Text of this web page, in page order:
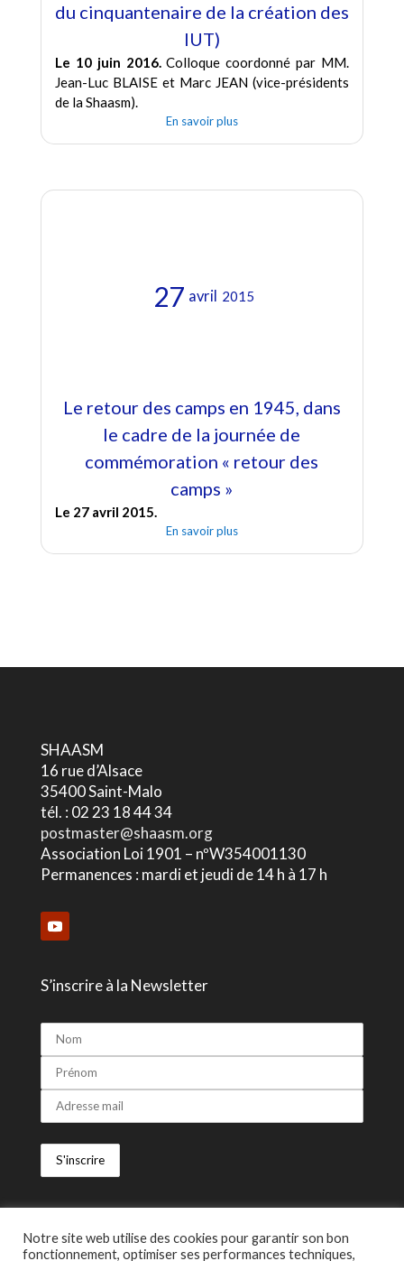
du cinquantenaire de la création des
IUT)
Le 10 juin 2016.Colloque coordonné par MM.
Jean-Luc BLAISE et Marc JEAN (vice-présidents
de la Shaasm).
En savoir plus
27 avril 2015
Le retour des camps en 1945, dans
le cadre de la journée de
commémoration « retour des
camps »
Le 27 avril 2015.
En savoir plus
SHAASM
16 rue d’Alsace
35400 Saint-Malo
tél. : 02 23 18 44 34
postmaster@shaasm.org
Association Loi 1901 – nºW354001130
Permanences : mardi et jeudi de 14 h à 17 h
S’inscrire à la Newsletter
Notre site web utilise des cookies pour garantir son bon
fonctionnement, optimiser ses performances techniques,